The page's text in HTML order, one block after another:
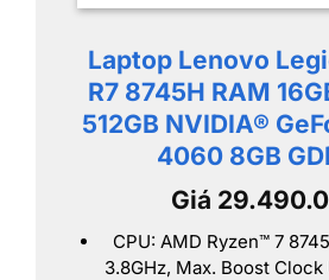
Laptop Lenovo
R7 8745H RAM
512GB NVIDIA®
4060 8GB
Giá
CPU: AMD Ryzen™ 7
3.8GHz, Max. Boost Clock